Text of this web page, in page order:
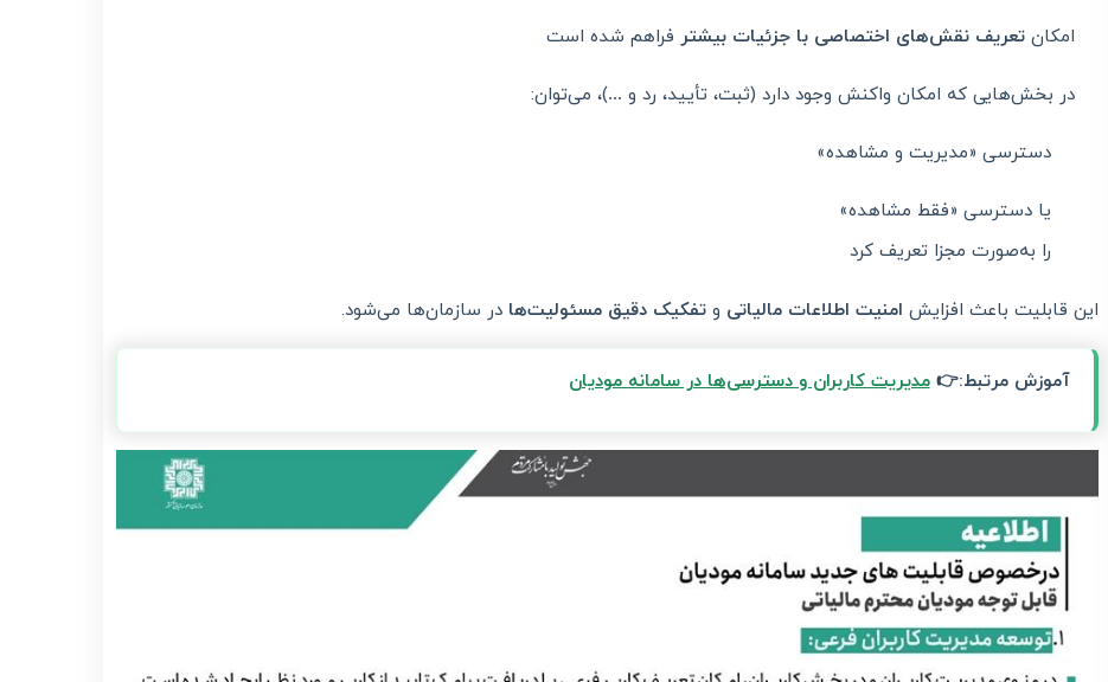
امکانتعریف نقش‌های اختصاصی با جزئیات بیشتر فراهم شده است
در بخش‌هایی که امکان واکنش وجود دارد (ثبت، تأیید، رد و …)، می‌توان:
دسترسی «مدیریت و مشاهده»
یا دسترسی «فقط مشاهده»
را به‌صورت مجزا تعریف کرد
این قابلیت باعث افزایش امنیت اطلاعات مالیاتی وتفکیک دقیق مسئولیت‌ها در سازمان‌ها می‌شود.
آموزش مرتبط:👉مدیریت کاربران و دسترسی‌ها در سامانه مودیان